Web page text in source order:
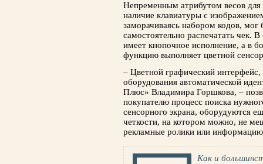
Непременным атрибутом весов для
нали­чие клавиатуры с
заморачиваясь на­бором кодов,
самостоятельно распечатать чек.
имеет кнопочное исполнение, а в
функцию вы­полняет цветной
– Цветной графический интерфейс,
оборудо­вания автоматической
Плюс» Влади­мира Горшкова, –
покупателю процесс поиска
сенсорного экрана, оборудуются
четкости, на котором можно, не
рекламные ролики или
Как и